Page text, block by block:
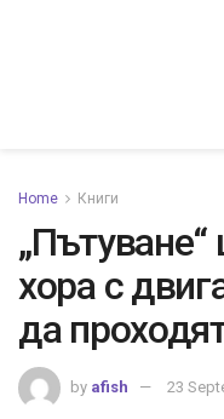
Home Книги
хора с
да
by afish 23